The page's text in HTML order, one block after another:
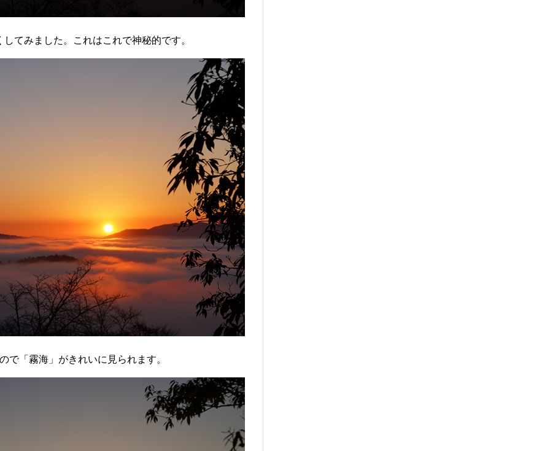
てみました。これはこれで神秘的です。
で「霧海」がきれいに見られます。